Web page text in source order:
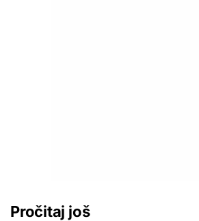
Pročitaj još